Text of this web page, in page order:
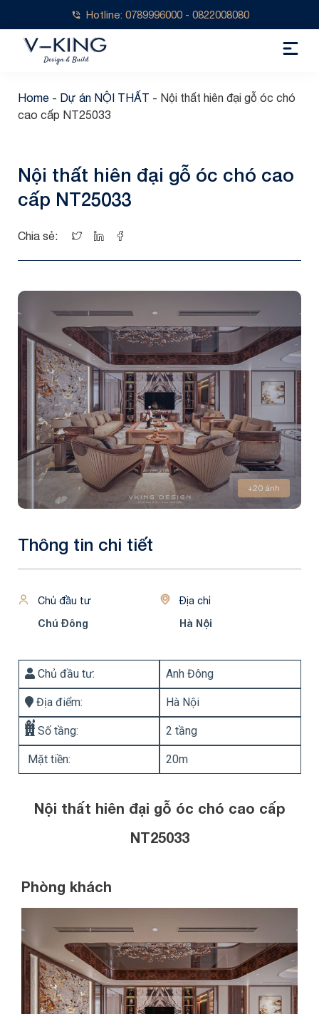
Hotline: 0789996000 - 0822008080
Home - Dự án NỘI THẤT - Nội thất hiên đại gỗ óc chó
cao cấp NT25033
Nội thất hiên đại gỗ óc chó cao
cấp NT25033
Chia sẻ:
+20 ảnh
Thông tin chi tiết
Chủ đầu tư
Chú Đông
Địa chỉ
Hà Nội
Chủ đầu tư: Anh Đông
Địa điểm: Hà Nội
Số tầng: 2 tầng
Mặt tiền: 20m
Nội thất hiên đại gỗ óc chó cao cấp
NT25033
Phòng khách